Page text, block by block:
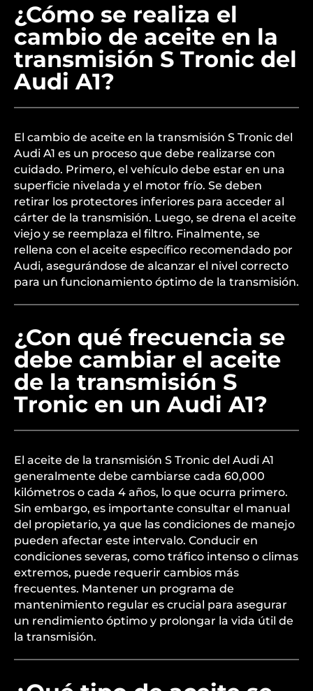
¿Cómo se realiza el
cambio de aceite en la
transmisión S Tronic del
Audi A1?
El cambio de aceite en la transmisión S Tronic del
Audi A1 es un proceso que debe realizarse con
cuidado. Primero, el vehículo debe estar en una
superficie nivelada y el motor frío. Se deben
retirar los protectores inferiores para acceder al
cárter de la transmisión. Luego, se drena el aceite
viejo y se reemplaza el filtro. Finalmente, se
rellena con el aceite específico recomendado por
Audi, asegurándose de alcanzar el nivel correcto
para un funcionamiento óptimo de la transmisión.
¿Con qué frecuencia se
debe cambiar el aceite
de la transmisión S
Tronic en un Audi A1?
El aceite de la transmisión S Tronic del Audi A1
generalmente debe cambiarse cada 60,000
kilómetros o cada 4 años, lo que ocurra primero.
Sin embargo, es importante consultar el manual
del propietario, ya que las condiciones de manejo
pueden afectar este intervalo. Conducir en
condiciones severas, como tráfico intenso o climas
extremos, puede requerir cambios más
frecuentes. Mantener un programa de
mantenimiento regular es crucial para asegurar
un rendimiento óptimo y prolongar la vida útil de
la transmisión.